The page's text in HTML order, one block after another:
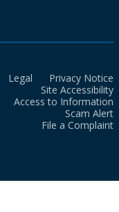
Legal
Privacy Notice
Site Accessibility
Access to Information
Scam Alert
File a Complaint